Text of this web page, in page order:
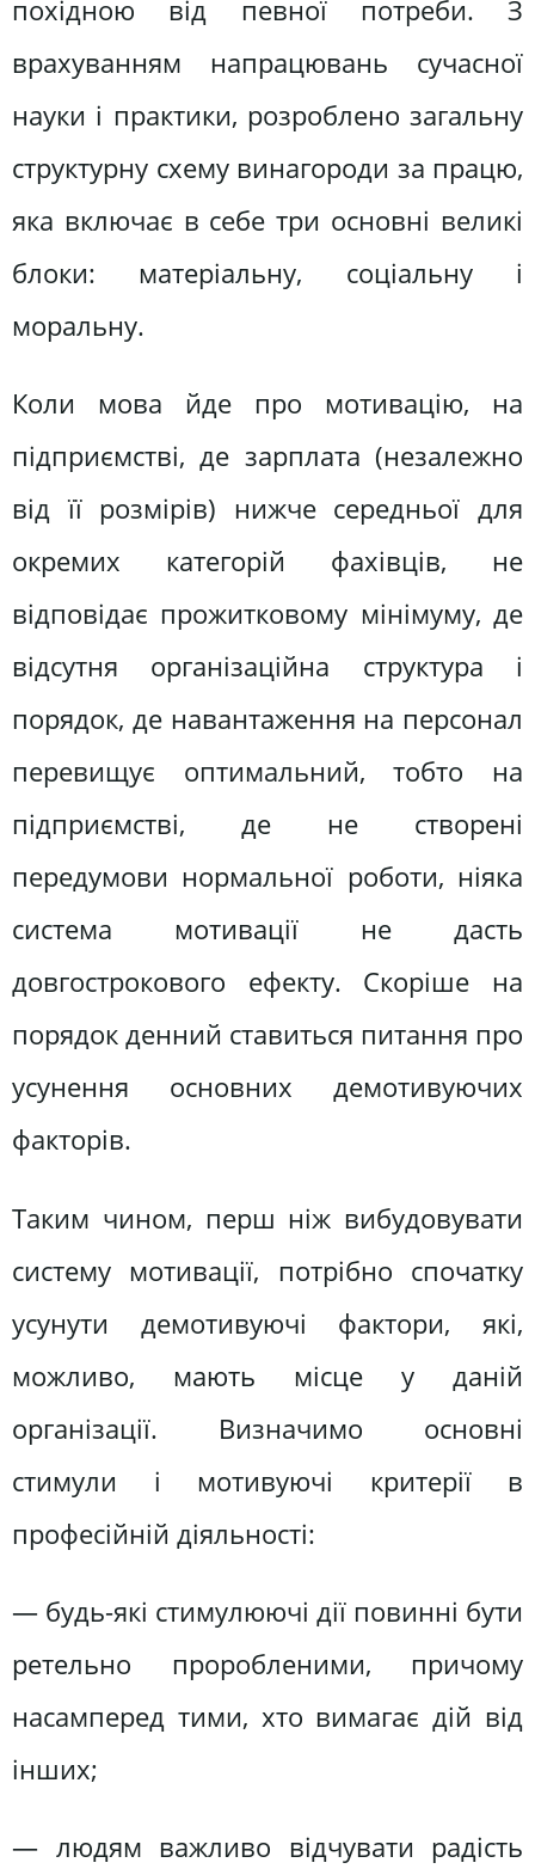
похідною від певної потреби. З
врахуванням напрацювань сучасної
науки і практики, розроблено загальну
структурну схему винагороди за працю,
яка включає в себе три основні великі
блоки: матеріальну, соціальну і
моральну.
Коли мова йде про мотивацію, на
підприємстві, де зарплата (незалежно
від її розмірів) нижче середньої для
окремих категорій фахівців, не
відповідає прожитковому мінімуму, де
відсутня організаційна структура і
порядок, де навантаження на персонал
перевищує оптимальний, тобто на
підприємстві, де не створені
передумови нормальної роботи, ніяка
система мотивації не дасть
довгострокового ефекту. Скоріше на
порядок денний ставиться питання про
усунення основних демотивуючих
факторів.
Таким чином, перш ніж вибудовувати
систему мотивації, потрібно спочатку
усунути демотивуючі фактори, які,
можливо, мають місце у даній
організації. Визначимо основні
стимули і мотивуючі критерії в
професійній діяльності:
— будь-які стимулюючі дії повинні бути
ретельно проробленими, причому
насамперед тими, хто вимагає дій від
інших;
— людям важливо відчувати радість